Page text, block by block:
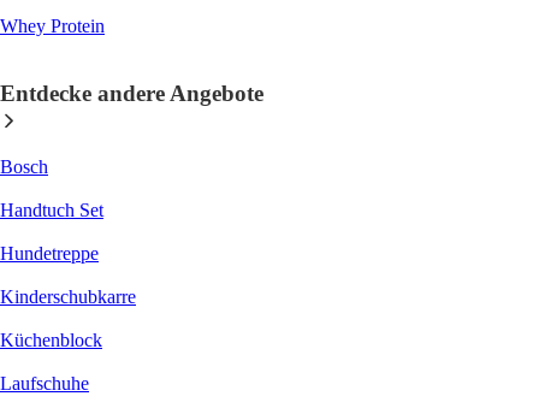
Whey Protein
Entdecke andere Angebote
Bosch
Handtuch Set
Hundetreppe
Kinderschubkarre
Küchenblock
Laufschuhe